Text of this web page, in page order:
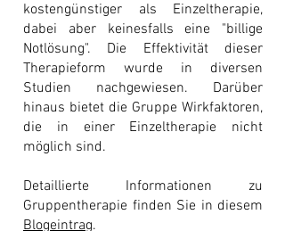
kostengünstiger als Einzeltherapie,
dabei aber keinesfalls eine "billige
Notlösung". Die Effektivität dieser
Therapieform wurde in diversen
Studien nachgewiesen. Darüber
hinaus bietet die Gruppe Wirkfaktoren,
die in einer Einzeltherapie nicht
möglich sind.
Detaillierte Informationen zu
Gruppentherapie finden Sie in diesem
Blogeintrag.